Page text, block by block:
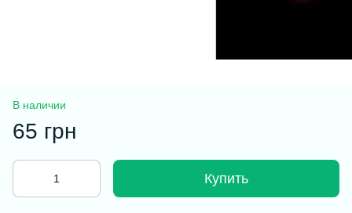
В наличии
65 грн
Купить